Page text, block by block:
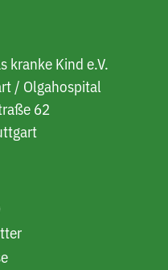
kranke Kind e.V.
/ Olgahospital
62